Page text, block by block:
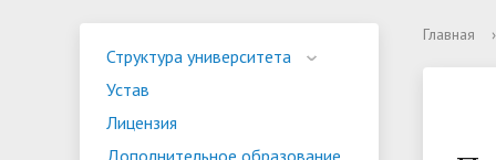
Устав
Профсоюз работников
Бассейн
Прием 2026. Ординатура
Оплата
Профком студентов
Конференции
Научные труды КГУ
Часто
Структура университета
Устав
Лицензия
Дополнительное образование
Главная ›